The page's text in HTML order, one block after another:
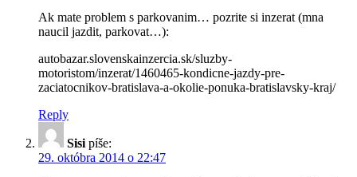
Ak mate problem s parkovanim… pozrite si inzerat (mna
naucil jazdit, parkovat…):
autobazar.slovenskainzercia.sk/sluzby-
motoristom/inzerat/1460465-kondicne-jazdy-pre-
zaciatocnikov-bratislava-a-okolie-ponuka-bratislavsky-kraj/
Reply
Sisi píše:
29. októbra 2014 o 22:47